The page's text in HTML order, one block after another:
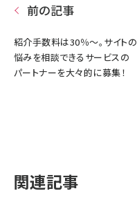
前の記事
紹介手数料は30％～。サイトの
悩みを相談できるサービスの
パートナーを大々的に募集！
関連記事